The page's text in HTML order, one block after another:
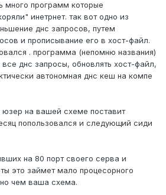
много программ которые
инетрнет. так вот одно из
днс запросов, путем
и прописывание его в хост-файл.
. программа (непомню названия)
днс запросы, обновлять хост-файл,
автономная днс кеш на компе
юзер на вашей схеме поставит
попользовался и следующий сиди
на 80 порт своего серва и
это займет мало процесорного
чем ваша схема.